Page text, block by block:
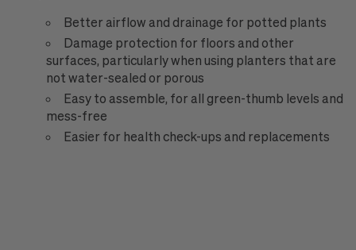
Better airflow and drainage for potted plants
Damage protection for floors and other
surfaces, particularly when using planters that are
not water-sealed or porous
Easy to assemble, for all green-thumb levels and
mess-free
Easier for health check-ups and replacements